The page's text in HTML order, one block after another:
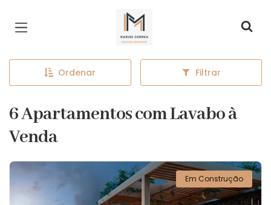
Página inicial
Ordenar Filtrar
6 Apartamentos com Lavabo à
Venda
Em Construção